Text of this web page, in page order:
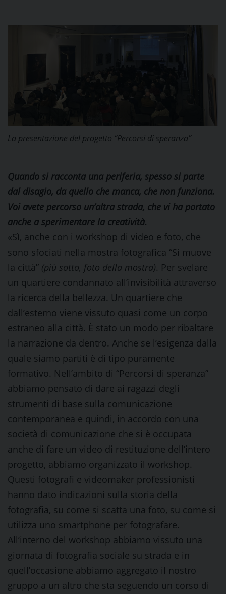
La presentazione del progetto “Percorsi di speranza”
Quando si racconta una periferia, spesso si parte
dal disagio, da quello che manca, che non funziona.
Voi avete percorso un’altra strada, che vi ha portato
anche a sperimentare la creatività.
«Sì, anche con i workshop di video e foto, che
sono sfociati nella mostra fotografica “Si muove
la città” (più sotto, foto della mostra). Per svelare
un quartiere condannato all’invisibilità attraverso
la ricerca della bellezza. Un quartiere che
dall’esterno viene vissuto quasi come un corpo
estraneo alla città. È stato un modo per ribaltare
la narrazione da dentro. Anche se l’esigenza dalla
quale siamo partiti è di tipo puramente
formativo. Nell’ambito di “Percorsi di speranza”
abbiamo pensato di dare ai ragazzi degli
strumenti di base sulla comunicazione
contemporanea e quindi, in accordo con una
società di comunicazione che si è occupata
anche di fare un video di restituzione dell’intero
progetto, abbiamo organizzato il workshop.
Questi fotografi e videomaker professionisti
hanno dato indicazioni sulla storia della
fotografia, su come si scatta una foto, su come si
utilizza uno smartphone per fotografare.
All’interno del workshop abbiamo vissuto una
giornata di fotografia sociale su strada e in
quell’occasione abbiamo aggregato il nostro
gruppo a un altro che sta seguendo un corso di